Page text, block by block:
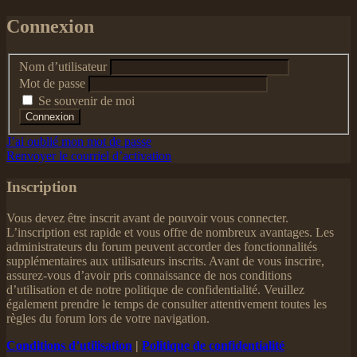
Connexion
Nom d’utilisateur
Mot de passe
Se souvenir de moi
J’ai oublié mon mot de passe
Renvoyer le courriel d’activation
Inscription
Vous devez être inscrit avant de pouvoir vous connecter.
L’inscription est rapide et vous offre de nombreux avantages. Les
administrateurs du forum peuvent accorder des fonctionnalités
supplémentaires aux utilisateurs inscrits. Avant de vous inscrire,
assurez-vous d’avoir pris connaissance de nos conditions
d’utilisation et de notre politique de confidentialité. Veuillez
également prendre le temps de consulter attentivement toutes les
règles du forum lors de votre navigation.
Conditions d’utilisation | Politique de confidentialité